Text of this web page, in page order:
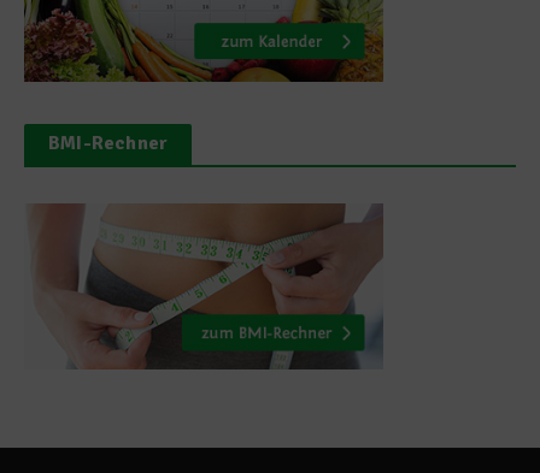
BMI-Rechner